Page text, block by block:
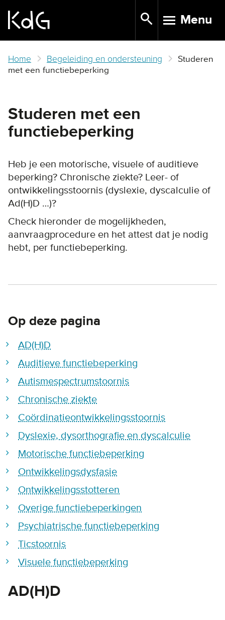
main
TOGGLE
Menu
Home Begeleiding en ondersteuning
Studeren
met een functiebeperking
Studeren met een
functiebeperking
Heb je een motorische, visuele of auditieve
beperking? Chronische ziekte? Leer- of
ontwikkelingsstoornis (dyslexie, dyscalculie of
Ad(H)D …)?
Check hieronder de mogelijkheden,
aanvraagprocedure en het attest dat je nodig
hebt, per functiebeperking.
Op deze pagina
AD(H)D
Auditieve functiebeperking
Autismespectrumstoornis
Chronische ziekte
Coördinatieontwikkelingsstoornis
Dyslexie, dysorthografie en dyscalculie
Motorische functiebeperking
Ontwikkelingsdysfasie
Ontwikkelingsstotteren
Overige functiebeperkingen
Psychiatrische functiebeperking
Ticstoornis
Visuele functiebeperking
AD(H)D